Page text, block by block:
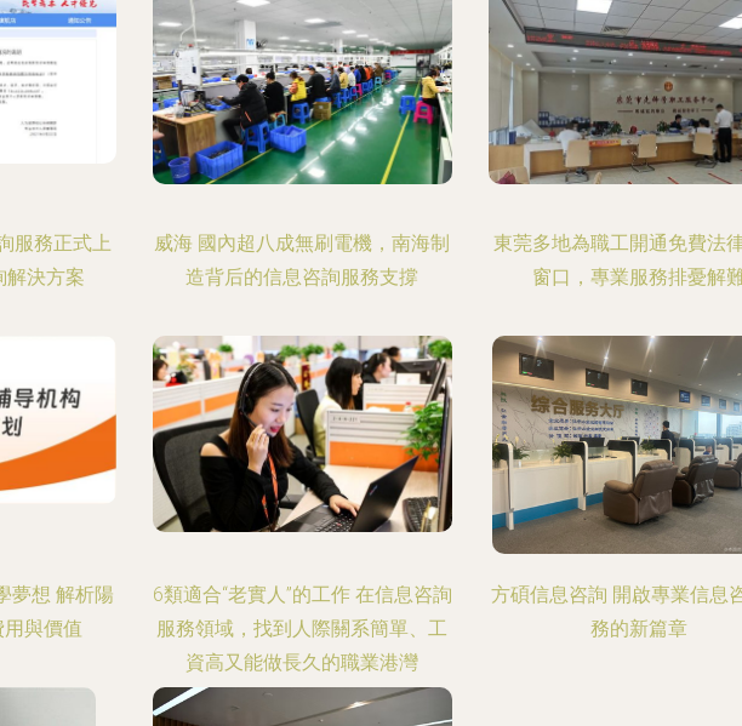
服務正式上
解決方案
威海 國內超八成無刷電機，南海制
造背后的信息咨詢服務支撐
東莞多地為職工開通免費法
窗口，專業服務排憂解
夢想 解析陽
與價值
6類適合“老實人”的工作 在信息咨詢
服務領域，找到人際關系簡單、工
資高又能做長久的職業港灣
方碩信息咨詢 開啟專業信息
務的新篇章